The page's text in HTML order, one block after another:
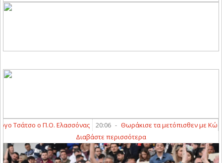
ο Π.Ο. Ελασσόνας 20:06 - Θωράκισε τα μετόπισθεν με Κώστα
Διαβάστε περισσότερα